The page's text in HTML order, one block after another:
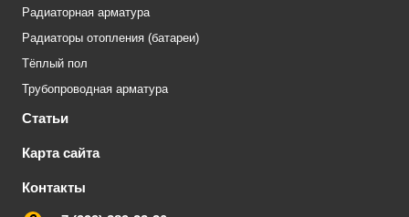
Радиаторная арматура
Радиаторы отопления (батареи)
Тёплый пол
Трубопроводная арматура
Статьи
Карта сайта
Контакты